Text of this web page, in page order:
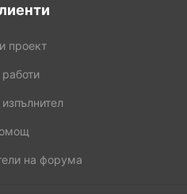
проект
на форума